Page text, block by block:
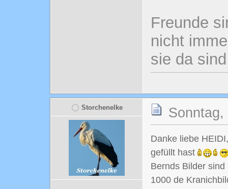
Freunde
nicht
sie da
Storchenelke
Danke liebe
gefüllt hast
Bernds Bilder
1000 de